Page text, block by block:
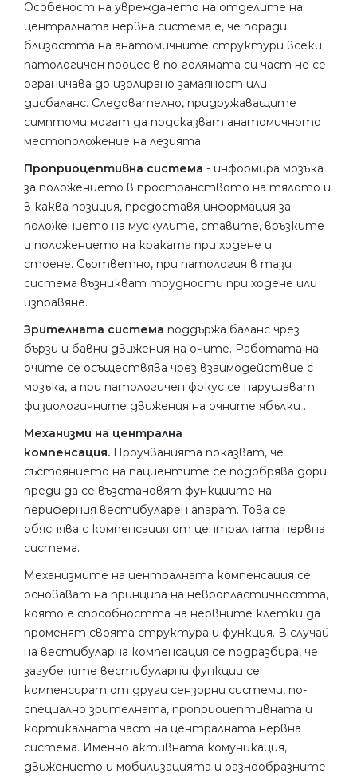
Особеност на увреждането на отделите на
централната нервна система е, че поради
близостта на анатомичните структури всеки
патологичен процес в по-голямата си част не се
ограничава до изолирано замаяност или
дисбаланс. Следователно, придружаващите
симптоми могат да подсказват анатомичното
местоположение на лезията.
Проприоцептивна система - информира мозъка
за положението в пространството на тялото и
в каква позиция, предоставя информация за
положението на мускулите, ставите, връзките
и положението на краката при ходене и
стоене. Съответно, при патология в тази
система възникват трудности при ходене или
изправяне.
Зрителната система поддържа баланс чрез
бързи и бавни движения на очите. Работата на
очите се осъществява чрез взаимодействие с
мозъка, а при патологичен фокус се нарушават
физиологичните движения на очните ябълки .
Механизми на централна
компенсация. Проучванията показват, че
състоянието на пациентите се подобрява дори
преди да се възстановят функциите на
периферния вестибуларен апарат. Това се
обяснява с компенсация от централната нервна
система.
Механизмите на централната компенсация се
основават на принципа на невропластичността,
която е способността на нервните клетки да
променят своята структура и функция. В случай
на вестибуларна компенсация се подразбира, че
загубените вестибуларни функции се
компенсират от други сензорни системи, по-
специално зрителната, проприоцептивната и
кортикалната част на централната нервна
система. Именно активната комуникация,
движението и мобилизацията и разнообразните